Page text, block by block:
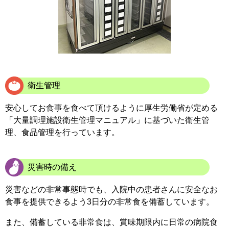
衛生管理
安心してお食事を食べて頂けるように厚生労働省が定める
「大量調理施設衛生管理マニュアル」に基づいた衛生管
理、食品管理を行っています。
災害時の備え
災害などの非常事態時でも、入院中の患者さんに安全なお
食事を提供できるよう3日分の非常食を備蓄しています。
また、備蓄している非常食は、賞味期限内に日常の病院食